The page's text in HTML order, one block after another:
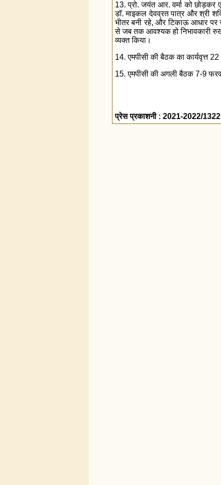
13. प्रो. जयंत आर. वर्मा को छोड़कर
डॉ. माइकल देवव्रत पात्र और श्री
भीतर बनी रहे, और टिकाऊ आधार पर
से जब तक आवश्यक हो निभावकारी
व्यक्त किया।
14. एमपीसी की बैठक का कार्यवृत्त
15. एमपीसी की अगली बैठक 7-9
प्रेस प्रकाशनी : 2021-2022/1322